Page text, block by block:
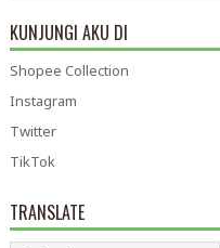
KUNJUNGI AKU DI
Shopee Collection
Instagram
Twitter
TikTok
TRANSLATE